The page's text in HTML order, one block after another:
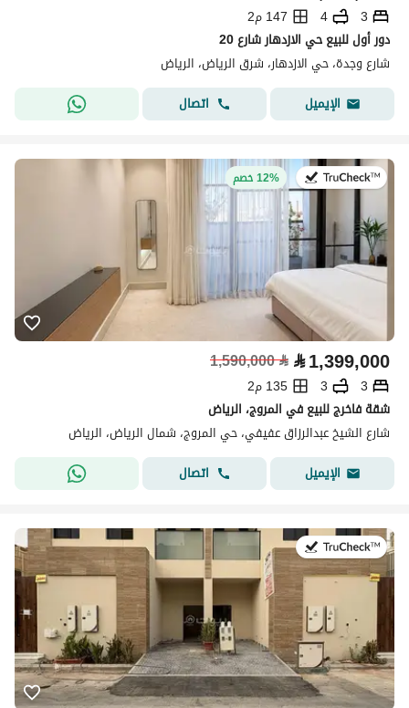
3
4
147 م2
دور أول للبيع حي الازدهار شارع 20
شارع وجدة، حي الازدهار، شرق الرياض، الرياض
الإيميل
اتصال
في:9 يوليو 202612% خصم
⃁1,399,000
⃁
1,590,000
3
3
135 م2
شقة فاخرج للبيع في المروج، الرياض
شارع الشيخ عبدالرزاق عفيفي، حي المروج، شمال الرياض، الرياض
الإيميل
اتصال
في:5 أغسطس 2026